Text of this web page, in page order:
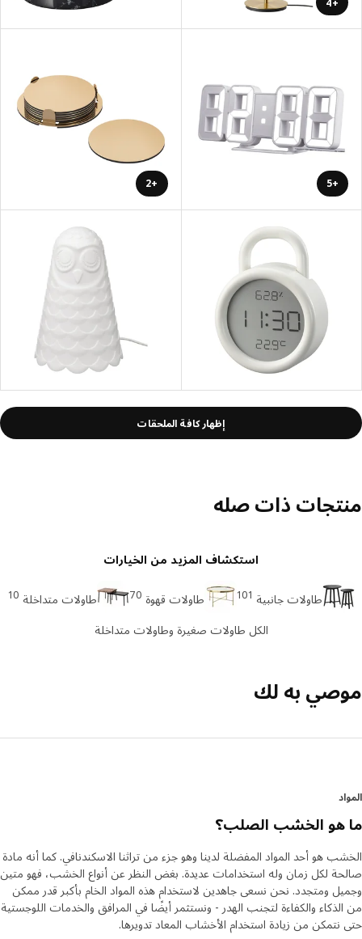
+4
+5
+2
إظهار كافة الملحقات
ذات صله
استكشاف المزيد من الخيارات
طاولات جانبية 101 طاولات قهوة 70 طاولات متداخلة 10
الكل طاولات صغيرة وطاولات متداخلة
به لك
هو الخشب الصلب؟
هو أحد المواد المفضلة لدينا وهو جزء من تراثنا الاسكندنافي. كما أنه مادة
لكل زمان وله استخدامات عديدة. بغض النظر عن أنواع الخشب، فهو متين
ومتجدد. نحن نسعى جاهدين لاستخدام هذه المواد الخام بأكبر قدر ممكن
والكفاءة لتجنب الهدر - ونستثمر أيضًا في المرافق والخدمات اللوجستية
من زيادة استخدام الأخشاب المعاد تدويرها.